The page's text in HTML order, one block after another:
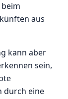
aus
kann aber
sein,
durch eine